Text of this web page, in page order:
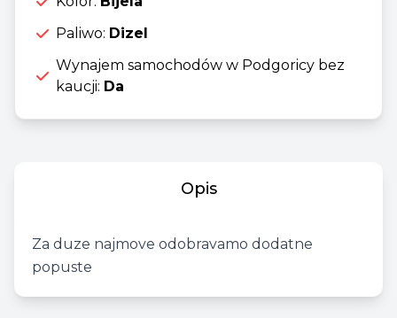
Paliwo: Dizel
Wynajem samochodów w Podgoricy bez
kaucji: Da
Opis
Za duze najmove odobravamo dodatne
popuste